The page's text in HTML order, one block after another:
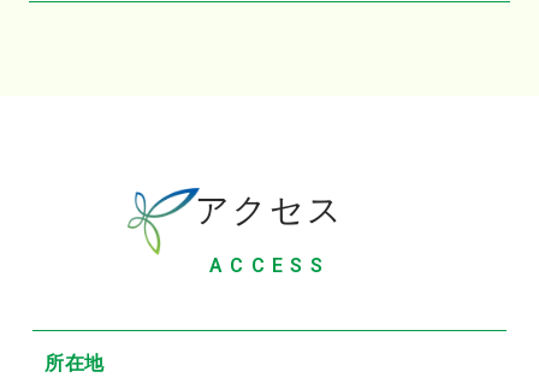
アクセス
ACCESS
所在地